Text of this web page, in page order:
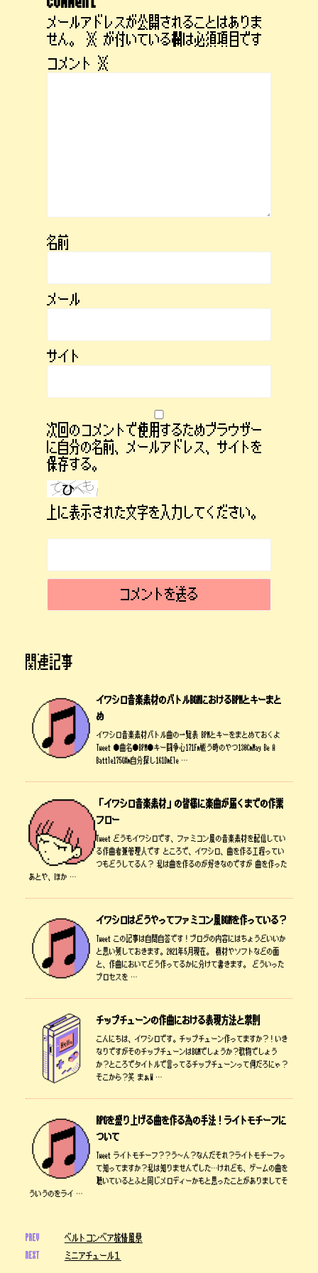
メールアドレスが公開されることはありま
せん。
※ が付いている欄は必須項目です
コメント ※
名前
メール
サイト
次回のコメントで使用するためブラウザー
に自分の名前、メールアドレス、サイトを
保存する。
上に表示された文字を入力してください。
関連記事
イワシロ音楽素材のバトルBGMにおけるBPMとキーまと
め
イワシロ音楽素材バトル曲の一覧表 BPMとキーをまとめておくよ
Tweet ●曲名●BPM●キー闘争心171Fm戦う時のやつ130CmMay Be A
Battle175G#m自分探し161DmEle …
「イワシロ音楽素材」の皆様に楽曲が届くまでの作業
フロー
Tweet どうもイワシロです、ファミコン風の音楽素材を配信してい
る作曲者兼管理人です ところで、イワシロ、曲を作る工程ってい
つもどうしてるん？ 私は曲を作るのが好きなのですが 曲を作った
あとや、ほか …
イワシロはどうやってファミコン風BGMを作っている？
Tweet この記事は自問自答です！ブログの内容にはちょうどいいか
と思い残しておきます。2021年5月現在。 機材やソフトなどの面
と、作曲においてどう作ってるかに分けて書きます。 どういった
プロセスを …
チップチューンの作曲における表現方法と禁則
こんにちは、イワシロです。チップチューン作ってますか？！いき
なりですがそのチップチューンはBGMでしょうか？歌物でしょう
か？ところでタイトルで言ってるチップチューンって何だろにゃ？
そこから？笑 まぁW …
RPGを盛り上げる曲を作る為の手法！ライトモチーフに
ついて
Tweet ライトモチーフ？？う～ん？なんだそれ？ライトモチーフっ
て知ってますか？私は知りませんでした…けれども、ゲームの曲を
聴いているとふと同じメロディーかもと思ったことがありましてそ
ういうのをライ …
PREV ベルトコンベア旅情風景
NEXT ミニアチュール１